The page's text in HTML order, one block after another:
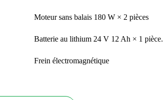
Moteur sans balais 180 W × 2 pièces
Batterie au lithium 24 V 12 Ah × 1 pièce.
Frein électromagnétique